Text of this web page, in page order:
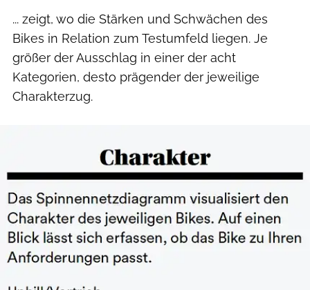
... zeigt, wo die Stärken und Schwächen des
Bikes in Relation zum Testumfeld liegen. Je
größer der Ausschlag in einer der acht
Kategorien, desto prägender der jeweilige
Charakterzug.